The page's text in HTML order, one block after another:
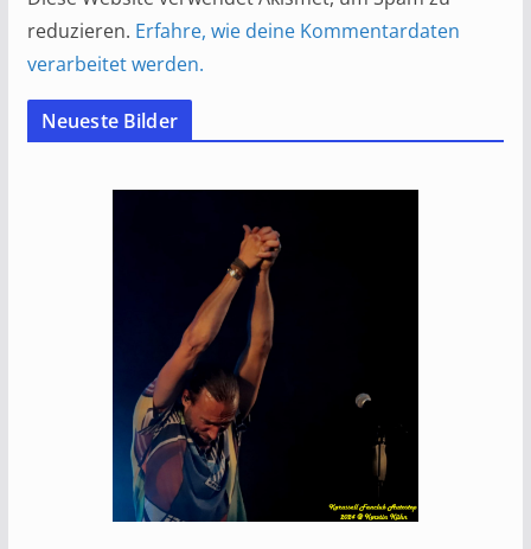
reduzieren. Erfahre, wie deine Kommentardaten
verarbeitet werden.
Neueste Bilder